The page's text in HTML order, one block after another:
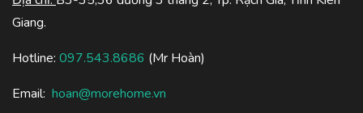
Giang.
Hotline: 097.543.8686 (Mr Hoàn)
Email: hoan@morehome.vn